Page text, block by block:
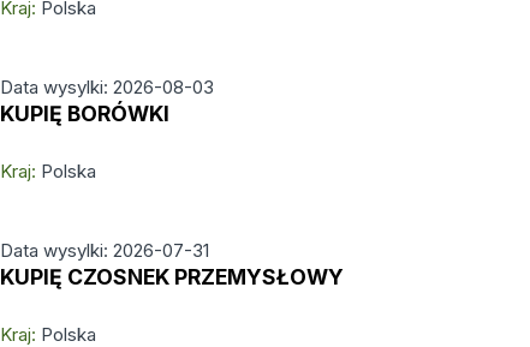
Kraj: Polska
Data wysylki: 2026-08-03
KUPIĘ BORÓWKI
Kraj: Polska
Data wysylki: 2026-07-31
KUPIĘ CZOSNEK PRZEMYSŁOWY
Kraj: Polska